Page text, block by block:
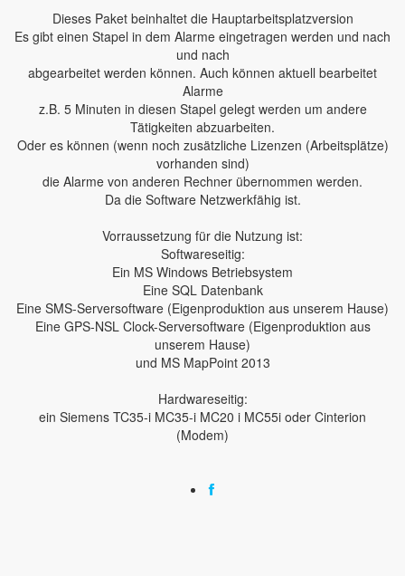
Dieses Paket beinhaltet die Hauptarbeitsplatzversion
Es gibt einen Stapel in dem Alarme eingetragen werden und nach
und nach
abgearbeitet werden können. Auch können aktuell bearbeitet
Alarme
z.B. 5 Minuten in diesen Stapel gelegt werden um andere
Tätigkeiten abzuarbeiten.
Oder es können (wenn noch zusätzliche Lizenzen (Arbeitsplätze)
vorhanden sind)
die Alarme von anderen Rechner übernommen werden.
Da die Software Netzwerkfähig ist.
Vorraussetzung für die Nutzung ist:
Softwareseitig:
Ein MS Windows Betriebsystem
Eine SQL Datenbank
Eine SMS-Serversoftware (Eigenproduktion aus unserem Hause)
Eine GPS-NSL Clock-Serversoftware (Eigenproduktion aus
unserem Hause)
und MS MapPoint 2013
Hardwareseitig:
ein Siemens TC35-i MC35-i MC20 i MC55i oder Cinterion
(Modem)